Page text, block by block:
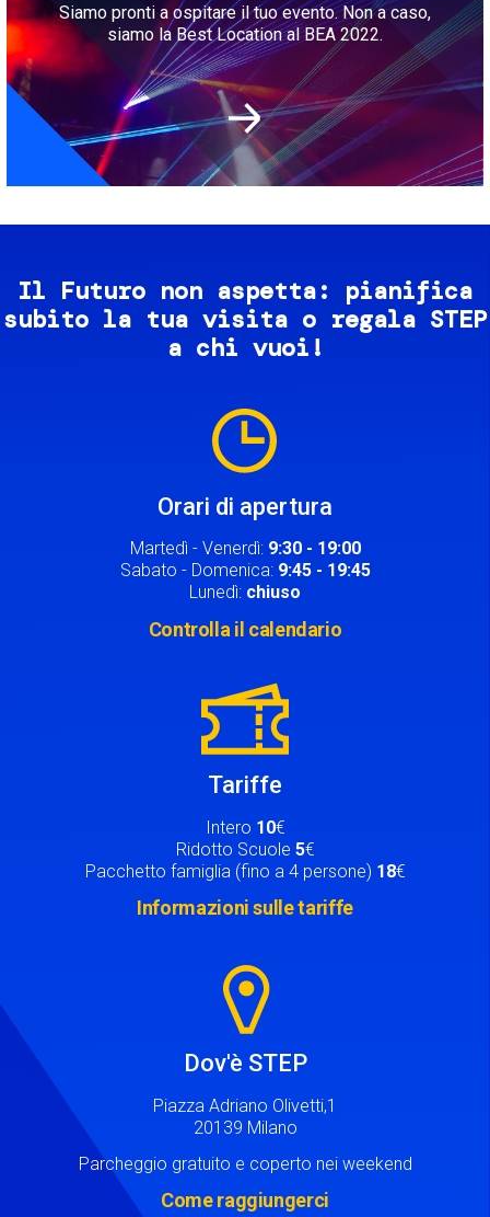
Siamo pronti a ospitare il tuo evento. Non a caso,
siamo la Best Location al BEA 2022.
Il Futuro non aspetta: pianifica
subito la tua visita o regala STEP
a chi vuoi!
Orari di apertura
Martedì - Venerdì: 9:30 - 19:00
Sabato - Domenica: 9:45 - 19:45
Lunedì: chiuso
Controlla il calendario
Tariffe
Intero 10€
Ridotto Scuole 5€
Pacchetto famiglia (fino a 4 persone) 18€
Informazioni sulle tariffe
Dov'è STEP
Piazza Adriano Olivetti,1
20139 Milano
Parcheggio gratuito e coperto nei weekend
Come raggiungerci